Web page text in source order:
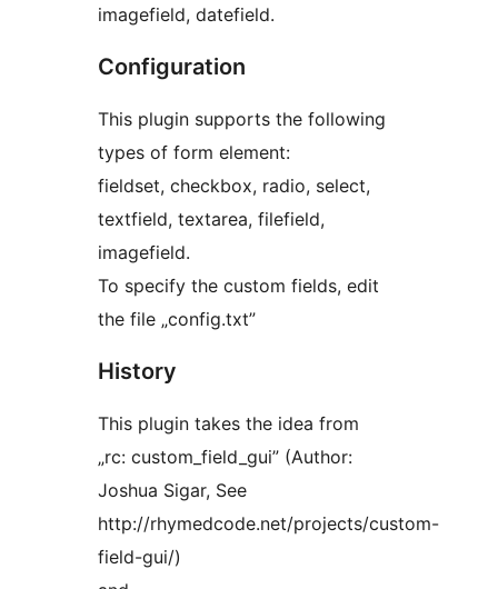
imagefield, datefield.
Configuration
This plugin supports the following
types of form element:
fieldset, checkbox, radio, select,
textfield, textarea, filefield,
imagefield.
To specify the custom fields, edit
the file „config.txt”
History
This plugin takes the idea from
„rc: custom_field_gui” (Author:
Joshua Sigar, See
http://rhymedcode.net/projects/custom-
field-gui/)